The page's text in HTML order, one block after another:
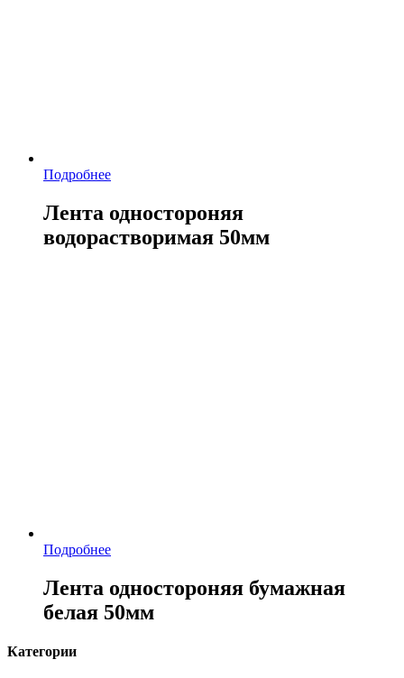
Подробнее
Лента одностороняя
водорастворимая 50мм
Подробнее
Лента одностороняя бумажная
белая 50мм
Категории